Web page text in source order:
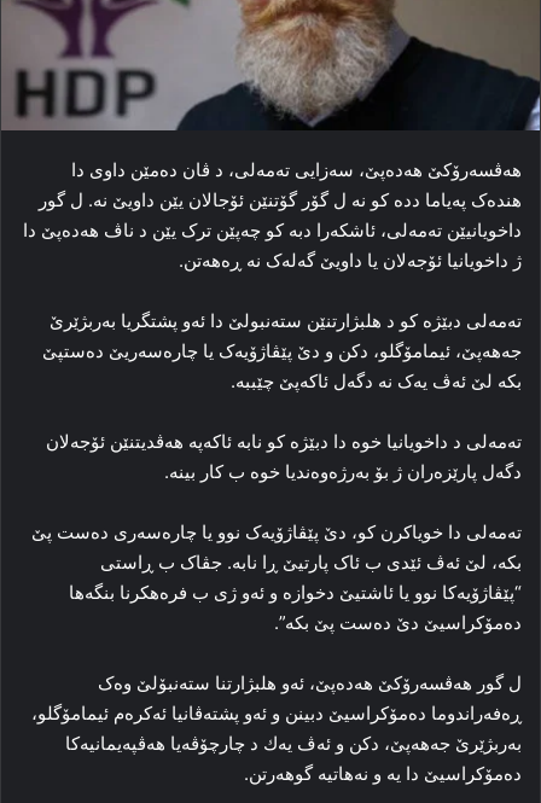
هه‌ڤسه‌رۆکێ هەدەپێ، سه‌زایی ته‌مه‌لی، د ڤان ده‌مێن داوی دا
هنده‌ک په‌یاما دده‌ کو نه‌ ل گۆر گۆتنێن ئۆجالان یێن داویێ نه‌. ل گور
داخویانیێن تەمەلی، ئاشكەرا دبە كو چه‌پێن ترک یێن د ناڤ هەدەپێ دا
ژ داخویانیا ئۆجەلان یا داویێ گه‌له‌ک نه‌ ڕەهه‌تن.
ته‌مه‌لی دبێژه‌ كو د ھلبژارتنێن ستەنبولێ دا ئەو پشتگریا بەربژێرێ
جەھەپێ، ئیمامۆگلو، دکن و دێ پێڤاژۆیه‌ک یا چاره‌سه‌ریێ ده‌ستپێ
بکه‌ لێ ئه‌ڤ یه‌ک نه‌ دگه‌ل ئاکەپێ چێببه‌.
ته‌مه‌لی د داخویانیا خوه‌ دا دبێژه كو نابە ئاکەپە هه‌ڤدیتنێن ئۆجەلان
دگه‌ل پارێزه‌ران ژ بۆ به‌رژه‌وه‌ندیا خوه‌ ب کار بینه‌.
ته‌مه‌لی دا خویاکرن کو، دێ پێڤاژۆیه‌ک نوو یا چاره‌سه‌ری ده‌ست پێ
بکه‌، لێ ئه‌ڤ ئێدی ب ئاک پارتیێ ڕا نابه‌. جڤاک ب ڕاستی
“پێڤاژۆیه‌کا نوو یا ئاشتیێ دخوازه‌ و ئه‌و ژی ب فره‌هکرنا بنگه‌ها
ده‌مۆکراسیێ دێ ده‌ست پێ بکه‌”.
ل گور ھەڤسەرۆكێ ھەدەپێ، ئه‌و هلبژارتنا سته‌نبۆلێ وه‌ک
ڕه‌فه‌راندوما ده‌مۆکراسیێ دبینن و ئەو پشته‌ڤانیا ئه‌کره‌م ئیمامۆگلو،
بەربژێرێ جەھەپێ، دكن و ئەڤ یەك د چارچۆڤه‌یا هه‌ڤپه‌یمانیه‌کا
ده‌مۆکراسیێ دا یه‌ و نه‌هاتیه‌ گوهه‌رتن.